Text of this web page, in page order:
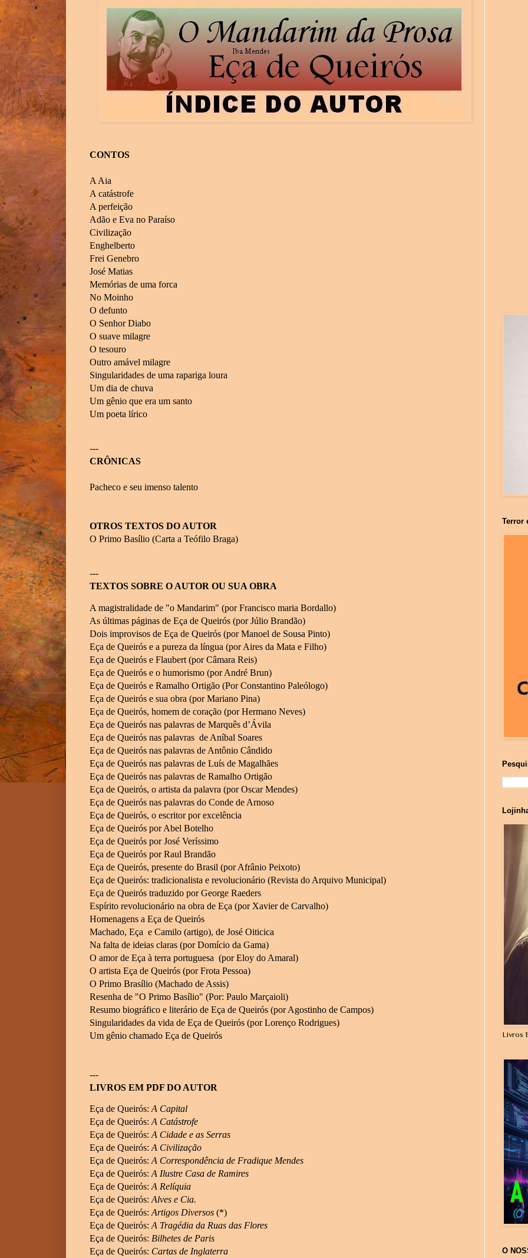
CONTOS
A Aia
A catástrofe
A perfeição
Adão e Eva no Paraíso
Civilização
Enghelberto
Frei Genebro
José Matias
Memórias de uma forca
No Moinho
O defunto
O Senhor Diabo
O suave milagre
O tesouro
Outro amável milagre
Singularidades de uma rapariga loura
Um dia de chuva
Um gênio que era um santo
Um poeta lírico
---
CRÔNICAS
Pacheco e seu imenso talento
OTROS TEXTOS DO AUTOR
O Primo Basílio (Carta a Teófilo Braga)
---
TEXTOS SOBRE O AUTOR OU SUA OBRA
A magistralidade de "o Mandarim" (por Francisco maria Bordallo)
As últimas páginas de Eça de Queirós (por Júlio Brandão)
Dois improvisos de Eça de Queirós (por Manoel de Sousa Pinto)
Eça de Queirós e a pureza da língua (por Aires da Mata e Filho)
Eça de Queirós e Flaubert (por Câmara Reis)
Eça de Queirós e o humorismo (por André Brun)
Eça de Queirós e Ramalho Ortigão (Por Constantino Paleólogo)
Eça de Queirós e sua obra (por Mariano Pina)
Eça de Queirós, homem de coração (por Hermano Neves)
Eça de Queirós nas palavras de Marquês d’Ávila
Eça de Queirós nas palavras de Aníbal Soares
Eça de Queirós nas palavras de Antônio Cândido
Eça de Queirós nas palavras de Luís de Magalhães
Eça de Queirós nas palavras de Ramalho Ortigão
Eça de Queirós, o artista da palavra (por Oscar Mendes)
Eça de Queirós nas palavras do Conde de Arnoso
Eça de Queirós, o escritor por excelência
Eça de Queirós por Abel Botelho
Eça de Queirós por José Veríssimo
Eça de Queirós por Raul Brandão
Eça de Queirós, presente do Brasil (por Afrânio Peixoto)
Eça de Queirós: tradicionalista e revolucionário (Revista do Arquivo Municipal)
Eça de Queirós traduzido por George Raeders
Espírito revolucionário na obra de Eça (por Xavier de Carvalho)
Homenagens a Eça de Queirós
Machado, Eça e Camilo (artigo), de José Oiticica
Na falta de ideias claras (por Domício da Gama)
O amor de Eça à terra portuguesa (por Eloy do Amaral)
O artista Eça de Queirós (por Frota Pessoa)
O Primo Brasílio (Machado de Assis)
Resenha de "O Primo Basílio" (Por: Paulo Marçaioli)
Resumo biográfico e literário de Eça de Queirós (por Agostinho de Campos)
Singularidades da vida de Eça de Queirós (por Lorenço Rodrigues)
Um gênio chamado Eça de Queirós
---
LIVROS EM PDF DO AUTOR
Eça de Queirós: A Capital
Eça de Queirós: A Catástrofe
Eça de Queirós: A Cidade e as Serras
Eça de Queirós: A Civilização
Eça de Queirós: A Correspondência de Fradique Mendes
Eça de Queirós: A Ilustre Casa de Ramires
Eça de Queirós: A Relíquia
Eça de Queirós: Alves e Cia.
Eça de Queirós: Artigos Diversos (*)
Eça de Queirós: A Tragédia da Ruas das Flores
Eça de Queirós: Bilhetes de Paris
Eça de Queirós: Cartas de Inglaterra
Terror
Livros
O